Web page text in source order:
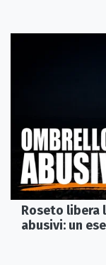
Roseto libera
abusivi: un